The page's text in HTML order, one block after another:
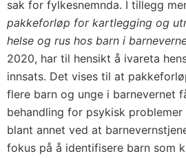
sak for fylkesnemnda. I tillegg
pakkeforløp for kartlegging og
helse og rus hos barn i
2020, har til hensikt å ivareta
innsats. Det vises til at
flere barn og unge i barnevernet
behandling for psykisk problemer
blant annet ved at
fokus på å identifisere barn som